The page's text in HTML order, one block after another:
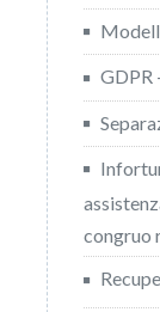
GDPR
congruo